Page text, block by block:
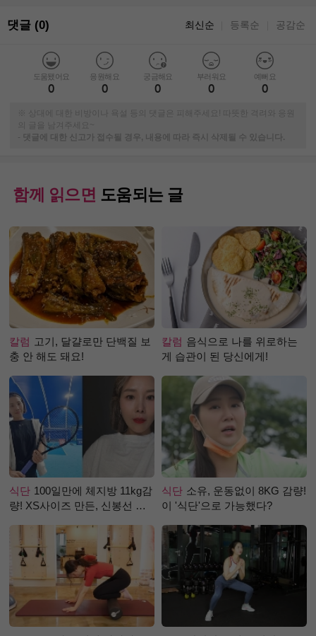
댓글 (0) 최신순 등록순 공감순
도움됐어요
0
응원해요
0
궁금해요
0
부러워요
0
예뻐요
0
※ 상대에 대한 비방이나 욕설 등의 댓글은 피해주세요! 따뜻한 격려와 응원
의 글을 남겨주세요~
-
댓글에 대한 신고가 접수될 경우, 내용에 따라 즉시 삭제될 수 있습니다.
함께 읽으면 도움되는 글
칼럼 고기, 달걀로만 단백질 보
충 안 해도 돼요!
칼럼 음식으로 나를 위로하는
게 습관이 된 당신에게!
식단 100일만에 체지방 11kg감
량! XS사이즈 만든, 신봉선 식
식단 소유, 운동없이 8KG 감량!
이 '식단'으로 가능했다?